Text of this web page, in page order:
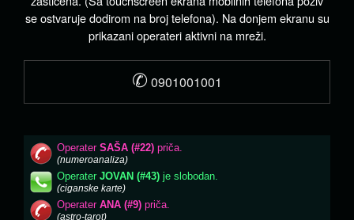
se ostvaruje dodirom na broj telefona). Na donjem ekranu su
prikazani operateri aktivni na mreži.
✆ 0901001001